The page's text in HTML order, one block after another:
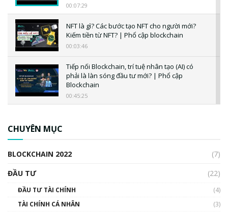
00:07:29
NFT là gì? Các bước tạo NFT cho người mới?
Kiếm tiền từ NFT? | Phổ cập blockchain
00:03:46
Tiếp nối Blockchain, trí tuệ nhân tạo (AI) có
phải là làn sóng đầu tư mới? | Phổ cập
Blockchain
00:45:25
00:02:14
Nhìn lại năm 2022: Những sự kiện ảnh hưởng
CHUYÊN MỤC
BLOCKCHAIN 2022
(7)
ĐẦU TƯ
(22)
ĐẦU TƯ TÀI CHÍNH
(4)
TÀI CHÍNH CÁ NHÂN
(3)